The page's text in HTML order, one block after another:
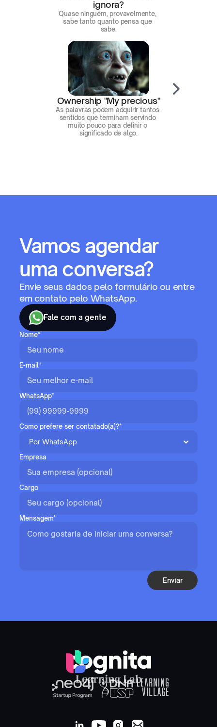
ignora?
Quase ninguém, provavelmente,
sabe tanto quanto pensa que
sabe.
Ownership "My precious"​
As palavras podem adquirir tantos
sentidos que terminam servindo
muito pouco para definir o
significado de algo.
Vamos agendar
uma conversa?
Envie seus dados pelo formulário ou entre
em contato pelo WhatsApp.
Fale com a gente
Nome*
E-mail*
WhatsApp*
Como prefere ser contatado(a)?*
Empresa
Cargo
Mensagem*
Enviar